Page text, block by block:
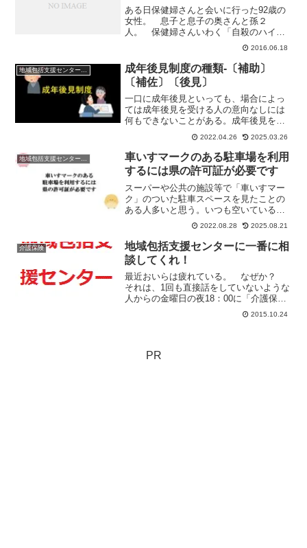
ある日保健婦さんと会いに行った92歳の
女性。 息子と息子の奥さんと孫２
人。 保健婦さんいわく「自殺のハイリ
スク事例」なんだそうだ。死んでやると
いう人はハイリスク？ 話を聞いている
と「息子とけんかして、死んでやるとい
ったんだ。でも、自殺するの...
2016.06.18
地域包括支援センターの日常
成年後見制度の種類-〔補助〕
〔補佐〕〔後見〕
一口に成年後見といっても、場合によっ
ては成年後見を受ける人の意向なしには
何もできないことがある。成年後見を受
ける人の判断能力に応じて、権限がだい
ぶ違う。世間一般でいう判断能力の有無
と、成年後見人制度の判断能力の有無は
だいぶ落差があると思う。
2022.04.26 2025.03.26
地域包括支援センターの日常
車いすマークのある駐車場を利用
するには県の許可証が必要です
スーパーや公共の施設等で「車いすマー
ク」のついた駐車スペースを見たことの
ある人多いと思う。いつも空いている
し、駐車したくなるけど、ちょっと待っ
て！「車いすマーク」のついている駐車
スペースの利用は県の発行の「利用証」
が必要なのだ。
2022.08.28 2025.08.21
介護保険
地域包括支援センターに一番に相
談してくれ！
最近おいらは疲れている。 なぜか？
それは、1回も直接話をしていないような
人からの金曜日の夜18：00に「介護保険
の申請はした。月曜日は認定調査があっ
て、その日の夕食後には退院。家にポー
2015.10.24
PR